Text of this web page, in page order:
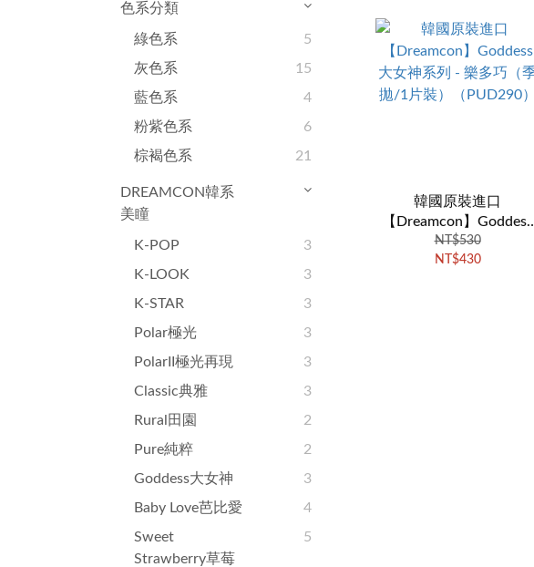
色系分類
綠色系
5
灰色系
15
藍色系
4
粉紫色系
6
棕褐色系
21
DREAMCON韓系
美瞳
K-POP
3
K-LOOK
3
K-STAR
3
Polar極光
3
PolarII極光再現
3
Classic典雅
3
Rural田園
2
Pure純粹
2
Goddess大女神
3
Baby Love芭比愛
4
Sweet
Strawberry草莓
5
韓國原裝進口
【Dreamcon】Goddess
大女神系列 - 樂多巧（季
拋/1片裝）（PUD290）
NT$530
NT$430